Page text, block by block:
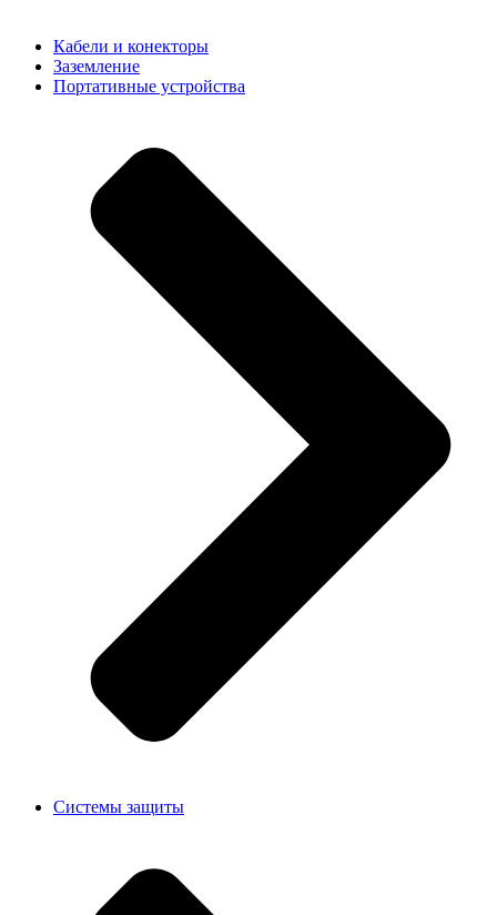
Кабели и конекторы
Заземление
Портативные устройства
Системы защиты